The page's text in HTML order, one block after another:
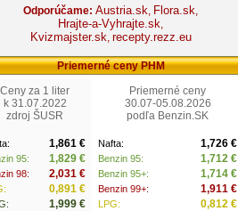
Odporúčame: Austria.sk, Flora.sk,
Hrajte-a-Vyhrajte.sk,
Kvizmajster.sk, recepty.rezz.eu
Priemerné ceny PHM
Ceny za 1 liter
k 31.07.2022
zdroj ŠUSR
1,861 €
95: 1,829 €
98: 2,031 €
0,891 €
1,999 €
Priemerné ceny
30.07-05.08.2026
podľa Benzin.SK
Nafta: 1,726 €
Benzin 95: 1,712 €
Benzin 95+: 1,714 €
Benzin 99+: 1,911 €
LPG: 0,812 €